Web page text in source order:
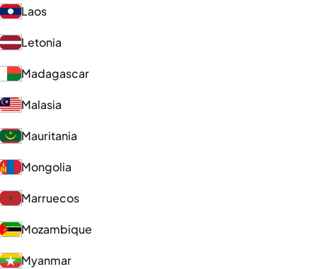
Laos
Letonia
Madagascar
Malasia
Mauritania
Mongolia
Marruecos
Mozambique
Myanmar